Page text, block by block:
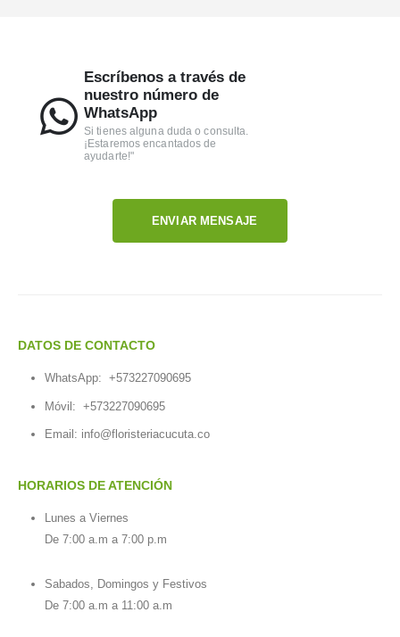
Escríbenos a través de
nuestro número de
WhatsApp
Si tienes alguna duda o consulta.
¡Estaremos encantados de
ayudarte!"
ENVIAR MENSAJE
DATOS DE CONTACTO
WhatsApp: +573227090695
Móvil: +573227090695
Email: info@floristeriacucuta.co
HORARIOS DE ATENCIÓN
Lunes a Viernes
De 7:00 a.m a 7:00 p.m
Sabados, Domingos y Festivos
De 7:00 a.m a 11:00 a.m